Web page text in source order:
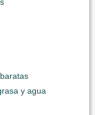
y agua